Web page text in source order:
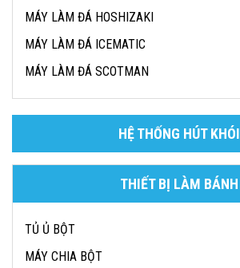
MÁY LÀM ĐÁ HOSHIZAKI
MÁY LÀM ĐÁ ICEMATIC
MÁY LÀM ĐÁ SCOTMAN
HỆ THỐNG HÚT KHÓI
THIẾT BỊ LÀM BÁNH
TỦ Ủ BỘT
MÁY CHIA BỘT